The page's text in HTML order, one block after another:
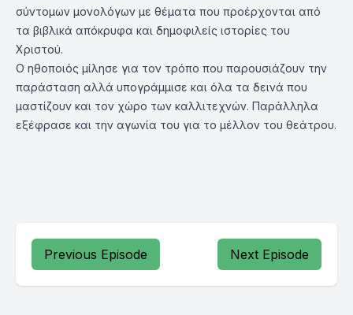
σύντομων μονολόγων με θέματα που προέρχονται από
τα βιβλικά απόκρυφα και δημοφιλείς ιστορίες του
Χριστού.
Ο ηθοποιός μίλησε για τον τρόπο που παρουσιάζουν την
παράσταση αλλά υπογράμμισε και όλα τα δεινά που
μαστίζουν και τον χώρο των καλλιτεχνών. Παράλληλα
εξέφρασε και την αγωνία του για το μέλλον του θεάτρου.
Previous Episode Next Episode